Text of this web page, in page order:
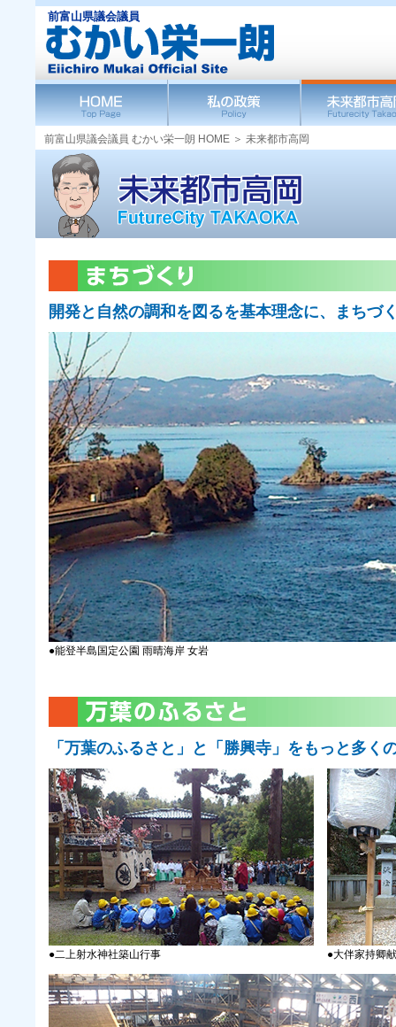
前富山県議会議員
前富山県議会議員 むかい栄一朗 HOME ＞ 未来都市高岡
開発と自然の調和を図るを基本理念に、まちづ
●能登半島国定公園 雨晴海岸 女岩
「万葉のふるさと」と「勝興寺」をもっと多く
●二上射水神社築山行事 ●大伴家持卿